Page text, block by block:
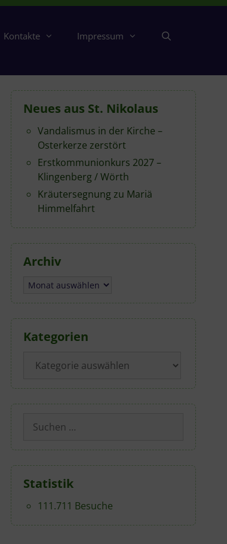
Kontakte Impressum
Neues aus St. Nikolaus
Vandalismus in der Kirche –
Osterkerze zerstört
Erstkommunionkurs 2027 –
Klingenberg / Wörth
Kräutersegnung zu Mariä
Himmelfahrt
Archiv
Archiv
Kategorien
Suchen
nach:
Statistik
111.711 Besuche